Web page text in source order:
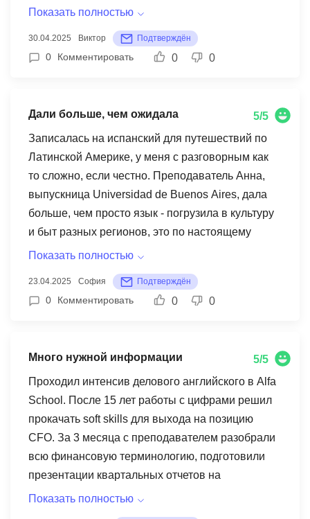
французский, но и профессиональный жаргон.
общался без переводчика. Однозначно
рекомендую
Показать полностью
30.04.2025 Виктор Подтверждён
0 Комментировать 0 0
Дали больше, чем ожидала
5/5
Записалась на испанский для путешествий по
Латинской Америке, у меня с разговорным как
то сложно, если честно. Преподаватель Анна,
выпускница Universidad de Buenos Aires, дала
больше, чем просто язык - погрузила в культуру
и быт разных регионов, это по настоящему
интересно, время на занятии пролетает со
первый влог на испанском в Медельине -
подписчики в восторге! Особенно благодарна за
Показать полностью
23.04.2025 София Подтверждён
0 Комментировать 0 0
Много нужной информации
5/5
Проходил интенсив делового английского в Alfa
School. После 15 лет работы с цифрами решил
прокачать soft skills для выхода на позицию
CFO. За 3 месяца с преподавателем разобрали
всю финансовую терминологию, подготовили
презентации квартальных отчетов на
английском. Особенно впечатлила практика
Показать полностью